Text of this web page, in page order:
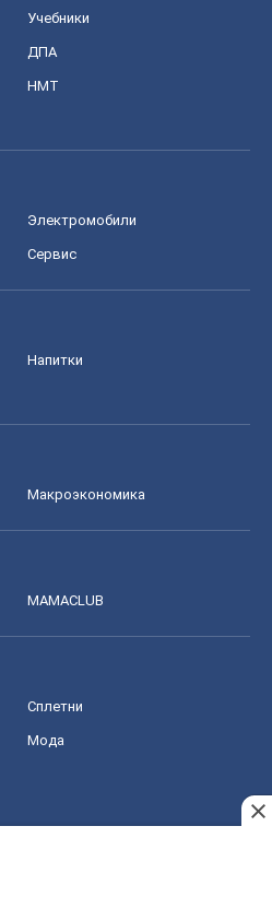
Учебники
ДПА
НМТ
Электромобили
Сервис
Напитки
Mакроэкономика
MAMACLUB
Сплетни
Мода